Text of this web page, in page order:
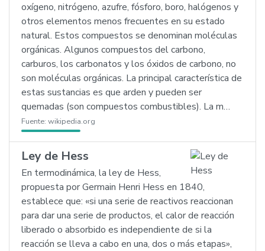
oxígeno, nitrógeno, azufre, fósforo, boro, halógenos y
otros elementos menos frecuentes en su estado
natural. Estos compuestos se denominan moléculas
orgánicas. Algunos compuestos del carbono,
carburos, los carbonatos y los óxidos de carbono, no
son moléculas orgánicas. La principal característica de
estas sustancias es que arden y pueden ser
quemadas (son compuestos combustibles). La m…
Fuente: wikipedia.org
Ley de Hess
En termodinámica, la ley de Hess,
propuesta por Germain Henri Hess en 1840,
establece que: «si una serie de reactivos reaccionan
para dar una serie de productos, el calor de reacción
liberado o absorbido es independiente de si la
reacción se lleva a cabo en una, dos o más etapas»,